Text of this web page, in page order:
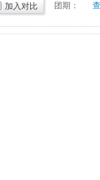
团期：
加入对比